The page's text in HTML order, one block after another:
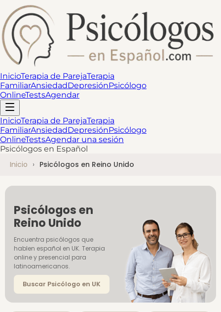
InicioTerapia de ParejaTerapia
FamiliarAnsiedadDepresiónPsicólogo
OnlineTestsAgendar
InicioTerapia de ParejaTerapia
FamiliarAnsiedadDepresiónPsicólogo
OnlineTestsAgendar una sesión
Psicólogos en Español
Inicio Psicólogos en Reino Unido
Psicólogos en
Reino Unido
Encuentra psicólogos que
hablen español en UK. Terapia
online y presencial para
latinoamericanos.
Buscar Psicólogo en UK